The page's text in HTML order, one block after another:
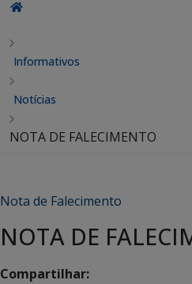
Informativos
Notícias
NOTA DE FALECIMENTO
Nota de Falecimento
NOTA DE
Compartilhar: